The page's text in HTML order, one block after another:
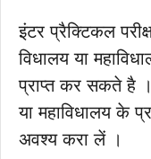
इंटर प्रैक्टिकल
विधालय या
प्राप्त कर सकते है
या महाविधालय के
अवश्य करा लें ।